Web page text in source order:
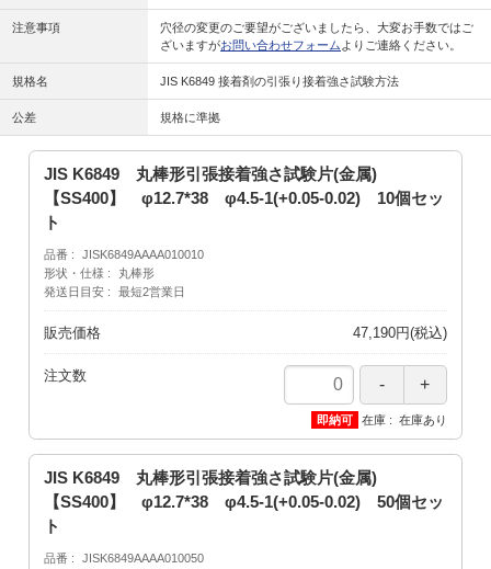
注意事項
穴径の変更のご要望がございましたら、大変お手数ではご
ざいますがお問い合わせフォーム よりご連絡ください。
規格名 JIS K6849 接着剤の引張り接着強さ試験方法
公差 規格に準拠
JIS K6849 丸棒形引張接着強さ試験片(金属)
【SS400】 φ12.7*38 φ4.5-1(+0.05-0.02) 10個セッ
ト
品番
JISK6849AAAA010010
形状・仕様
丸棒形
発送日目安
最短2営業日
販売価格 47,190円(税込)
注文数
在庫 在庫あり
JIS K6849 丸棒形引張接着強さ試験片(金属)
【SS400】 φ12.7*38 φ4.5-1(+0.05-0.02) 50個セッ
ト
品番
JISK6849AAAA010050